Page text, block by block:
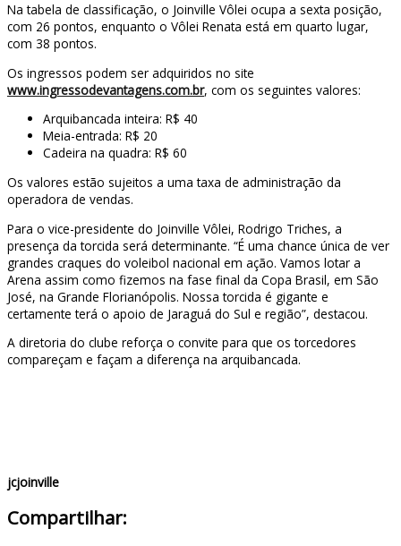
Na tabela de classificação, o Joinville Vôlei ocupa a sexta posição,
com 26 pontos, enquanto o Vôlei Renata está em quarto lugar,
com 38 pontos.
Os ingressos podem ser adquiridos no site
www.ingressodevantagens.com.br, com os seguintes valores:
Arquibancada inteira: R$ 40
Meia-entrada: R$ 20
Cadeira na quadra: R$ 60
Os valores estão sujeitos a uma taxa de administração da
operadora de vendas.
Para o vice-presidente do Joinville Vôlei, Rodrigo Triches, a
presença da torcida será determinante. “É uma chance única de ver
grandes craques do voleibol nacional em ação. Vamos lotar a
Arena assim como fizemos na fase final da Copa Brasil, em São
José, na Grande Florianópolis. Nossa torcida é gigante e
certamente terá o apoio de Jaraguá do Sul e região”, destacou.
A diretoria do clube reforça o convite para que os torcedores
compareçam e façam a diferença na arquibancada.
jcjoinville
Compartilhar: